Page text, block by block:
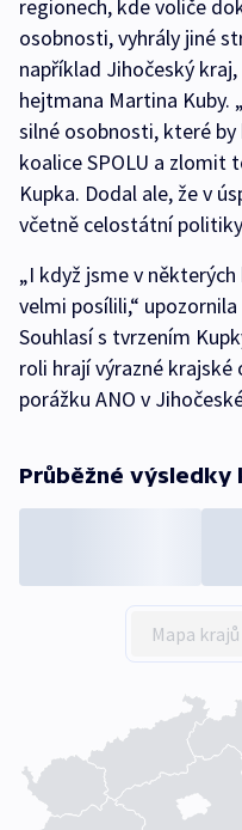
regionech, kde voliče
osobnosti, vyhrály jiné
například Jihočeský
hejtmana Martina Kuby.
silné osobnosti, které
koalice SPOLU a zlomit
Kupka. Dodal ale, že v
včetně celostátní
„I když jsme v
velmi posílili,“
Souhlasí s tvrzením
roli hrají výrazné
porážku ANO v
Průběžné výsledky
Mapa krajů